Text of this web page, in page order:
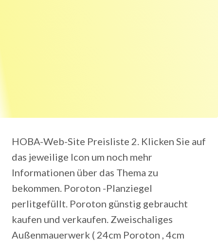
HOBA-Web-Site Preisliste 2. Klicken Sie auf
das jeweilige Icon um noch mehr
Informationen über das Thema zu
bekommen. Poroton -Planziegel
perlitgefüllt. Poroton günstig gebraucht
kaufen und verkaufen. Zweischaliges
Außenmauerwerk ( 24cm Poroton , 4cm